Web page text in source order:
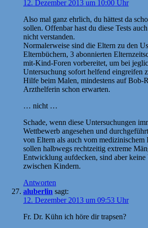
12. Dezember 2013 um 10:00 Uhr
Also mal ganz ehrlich, du hättest da
sollen. Offenbar hast du diese Tests
nicht verstanden.
Normalerweise sind die Eltern zu den
Elternbüchern, 3 abonnierten
mit-Kind-Foren vorbereitet, um bei
Untersuchung sofort helfend eingreifen
Hilfe beim Malen, mindestens auf Bob-
Arzthelferin schon erwarten.
… nicht …
Schade, wenn diese Untersuchungen
Wettbewerb angesehen und
von Eltern als auch vom medizinischem
sollen halbwegs rechtzeitig extreme
Entwicklung aufdecken, sind aber keine
zwischen Kindern.
Antworten
aluberlin sagt:
12. Dezember 2013 um 09:53 Uhr
Fr. Dr. Kühn ich höre dir trapsen?